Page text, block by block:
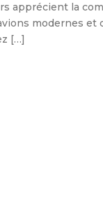
apprécient la
modernes
[…]